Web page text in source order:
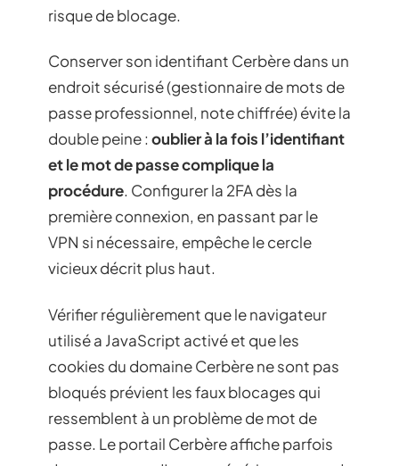
risque de blocage.
Conserver son identifiant Cerbère dans un
endroit sécurisé (gestionnaire de mots de
passe professionnel, note chiffrée) évite la
double peine : oublier à la fois l’identifiant
et le mot de passe complique la
procédure. Configurer la 2FA dès la
première connexion, en passant par le
VPN si nécessaire, empêche le cercle
vicieux décrit plus haut.
Vérifier régulièrement que le navigateur
utilisé a JavaScript activé et que les
cookies du domaine Cerbère ne sont pas
bloqués prévient les faux blocages qui
ressemblent à un problème de mot de
passe. Le portail Cerbère affiche parfois